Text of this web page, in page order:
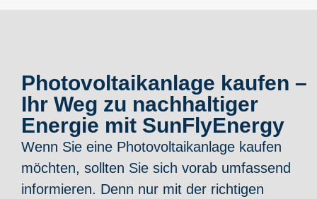
Photovoltaikanlage kaufen –
Ihr Weg zu nachhaltiger
Energie mit SunFlyEnergy
Wenn Sie eine Photovoltaikanlage kaufen
möchten, sollten Sie sich vorab umfassend
informieren. Denn nur mit der richtigen